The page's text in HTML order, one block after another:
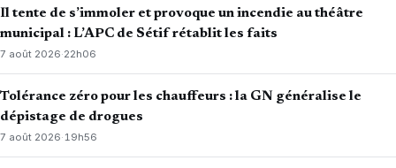
Il tente de s’immoler et provoque un incendie au théâtre
municipal : L’APC de Sétif rétablit les faits
7 août 2026·22h06
Tolérance zéro pour les chauffeurs : la GN généralise le
dépistage de drogues
7 août 2026·19h56